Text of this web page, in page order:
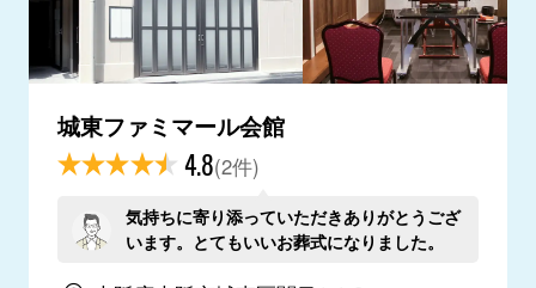
城東ファミマール会館
4.8(2件)
気持ちに寄り添っていただきありがとうござ
います。とてもいいお葬式になりました。